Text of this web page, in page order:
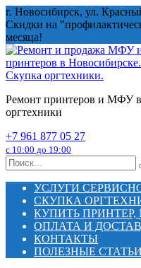
Перейти
к
содержанию
г. Новосибирск, ул.
Скидки на
месяца!
Ремонт принтеров и МФУ
оргтехники
+7 961 877 05 27
с 10:00 до 19:00
Search
for:
УСЛУГИ
СКУПКА
КУПИТЬ
ОПЛАТА И
КОНТАКТЫ
ПОЛЕЗНЫЕ СТАТЬИ